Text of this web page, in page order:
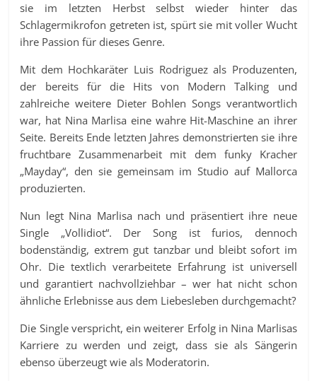
sie im letzten Herbst selbst wieder hinter das
Schlagermikrofon getreten ist, spürt sie mit voller Wucht
ihre Passion für dieses Genre.
Mit dem Hochkaräter Luis Rodriguez als Produzenten,
der bereits für die Hits von Modern Talking und
zahlreiche weitere Dieter Bohlen Songs verantwortlich
war, hat Nina Marlisa eine wahre Hit-Maschine an ihrer
Seite. Bereits Ende letzten Jahres demonstrierten sie ihre
fruchtbare Zusammenarbeit mit dem funky Kracher
„Mayday“, den sie gemeinsam im Studio auf Mallorca
produzierten.
Nun legt Nina Marlisa nach und präsentiert ihre neue
Single „Vollidiot“. Der Song ist furios, dennoch
bodenständig, extrem gut tanzbar und bleibt sofort im
Ohr. Die textlich verarbeitete Erfahrung ist universell
und garantiert nachvollziehbar – wer hat nicht schon
ähnliche Erlebnisse aus dem Liebesleben durchgemacht?
Die Single verspricht, ein weiterer Erfolg in Nina Marlisas
Karriere zu werden und zeigt, dass sie als Sängerin
ebenso überzeugt wie als Moderatorin.